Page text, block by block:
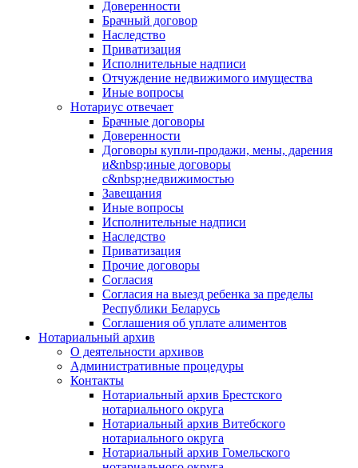
Доверенности
Брачный договор
Наследство
Приватизация
Исполнительные надписи
Отчуждение недвижимого имущества
Иные вопросы
Нотариус отвечает
Брачные договоры
Доверенности
Договоры купли-продажи, мены, дарения
и&nbsp;иные договоры
с&nbsp;недвижимостью
Завещания
Иные вопросы
Исполнительные надписи
Наследство
Приватизация
Прочие договоры
Согласия
Согласия на выезд ребенка за пределы
Республики Беларусь
Соглашения об уплате алиментов
Нотариальный архив
О деятельности архивов
Административные процедуры
Контакты
Нотариальный архив Брестского
нотариального округа
Нотариальный архив Витебского
нотариального округа
Нотариальный архив Гомельского